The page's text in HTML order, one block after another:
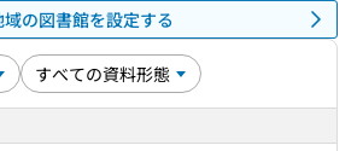
域の図書館を設定する